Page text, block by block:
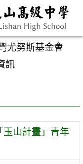
尤努斯基金會
訊
玉山計畫」青年